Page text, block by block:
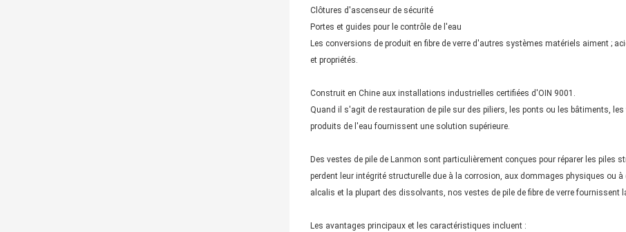
Clôtures d'ascenseur de sécurité
Portes et guides pour le contrôle de l'eau
Les conversions de produit en fibre de verre d'autres systèmes matériels aiment ;
et propriétés.
Construit en Chine aux installations industrielles certifiées d'OIN 9001.
Quand il s'agit de restauration de pile sur des piliers, les ponts ou les bâtiments, les
produits de l'eau fournissent une solution supérieure.
Des vestes de pile de Lanmon sont particulièrement conçues pour réparer les piles
perdent leur intégrité structurelle due à la corrosion, aux dommages physiques ou
alcalis et la plupart des dissolvants, nos vestes de pile de fibre de verre fournissent
Les avantages principaux et les caractéristiques incluent :